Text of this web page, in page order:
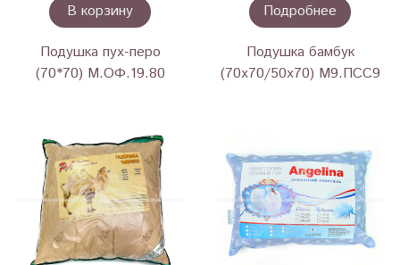
В корзину
Подушка пух-перо
(70*70) М.ОФ.19.80
Подробнее
Подушка бамбук
(70х70/50х70) М9.ПСС9